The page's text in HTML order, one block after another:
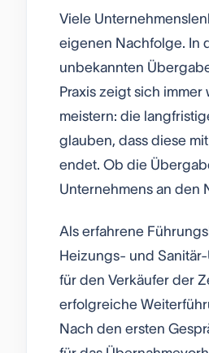
Viele
eigenen Nachfolge. In
unbekannten
Praxis zeigt sich
meistern: die
glauben, dass diese
endet. Ob die
Unternehmens an den
Als erfahrene
Heizungs- und
für den Verkäufer der
erfolgreiche
Nach den ersten